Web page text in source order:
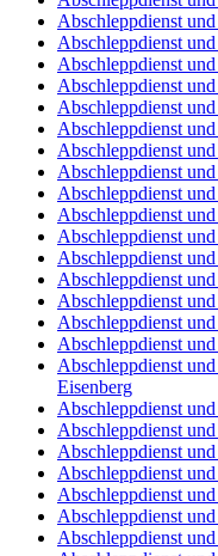
Abschleppdienst
Abschleppdienst
Abschleppdienst
Abschleppdienst
Abschleppdienst
Abschleppdienst
Abschleppdienst
Abschleppdienst
Abschleppdienst
Abschleppdienst
Abschleppdienst
Abschleppdienst
Abschleppdienst
Abschleppdienst
Abschleppdienst
Abschleppdienst
Abschleppdienst
Eisenberg
Abschleppdienst
Abschleppdienst
Abschleppdienst
Abschleppdienst
Abschleppdienst
Abschleppdienst
Abschleppdienst